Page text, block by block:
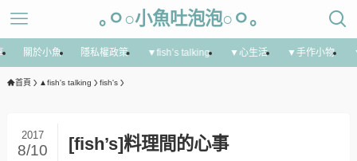
｡ㅇ○小魚吐泡泡○ㅇ｡
關於小魚 隱私權政策 ▼fish’s talking ▼心生活 ▼手作小物
首頁 ▲fish's talking fish's
[fish’s]料理間的心事
2017
8/10